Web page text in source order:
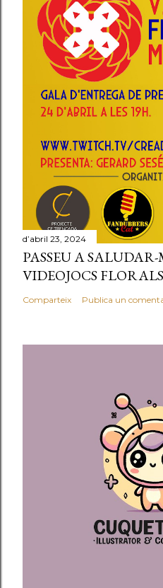
d’abril 23, 2024
PASSEU A
VIDEOJOCS
Comparteix Publica un